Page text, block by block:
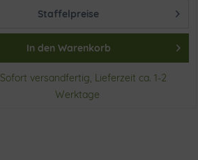
Staffelpreise
In den Warenkorb
Sofort versandfertig, Lieferzeit ca. 1-2
Werktage